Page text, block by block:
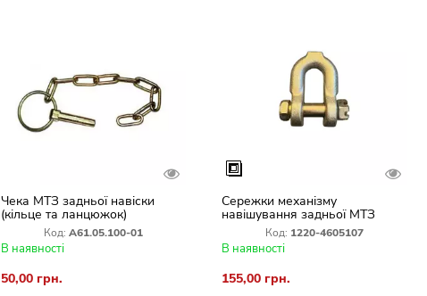
Чека МТЗ задньої навіски
(кільце та ланцюжок)
Код: А61.05.100-01
В наявності
50,00 грн.
Сережки механізму
навішування задньої МТЗ
1221 з болтом у МБ.
Код: 1220-4605107
В наявності
155,00 грн.